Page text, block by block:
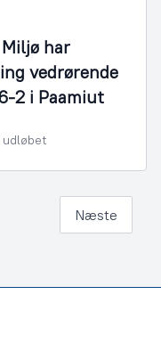
har
vedrørende
2 i Paamiut
udløbet
Næste